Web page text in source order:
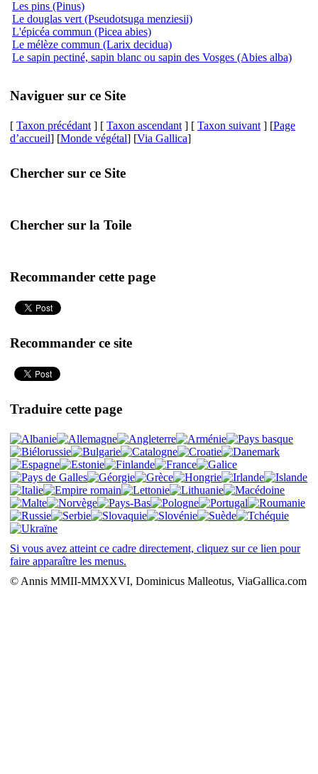
Les pins (Pinus)
Le douglas vert (Pseudotsuga menziesii)
L'épicéa commun (Picea abies)
Le mélèze commun (Larix decidua)
Le sapin pectiné, sapin blanc ou sapin des Vosges (Abies alba)
Naviguer sur ce Site
[ Taxon précédant ] [ Taxon ascendant ] [ Taxon suivant ] [Page
d’accueil] [Monde végétal] [Via Gallica]
Chercher sur ce Site
Chercher sur la Toile
Recommander cette page
Recommander ce site
Traduire cette page
Si vous avez atteint ce cadre directement, cliquez sur ce lien pour
faire apparaître les menus.
© Annis MMII-MMXXVI, Dominicus Malleotus, ViaGallica.com